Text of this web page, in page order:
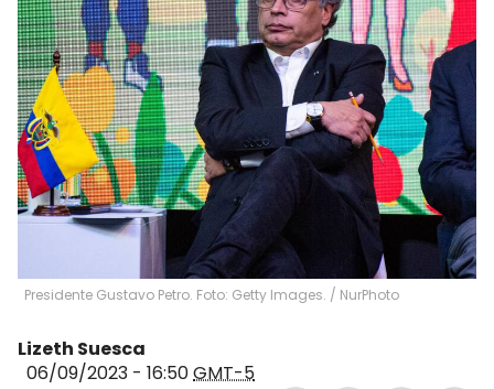
Presidente Gustavo Petro. Foto: Getty Images. / NurPhoto
Lizeth Suesca
06/09/2023 - 16:50GMT-5